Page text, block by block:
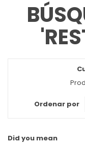
Ordenar por
Did you mean